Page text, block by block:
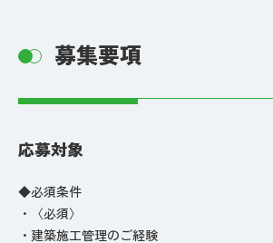
募集要項
応募対象
◆必須条件
・〈必須〉
・建築施工管理のご経験